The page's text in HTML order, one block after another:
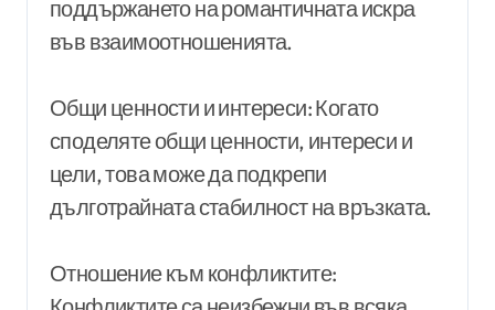
поддържането на романтичната искра
във взаимоотношенията.
Общи ценности и интереси: Когато
споделяте общи ценности, интереси и
цели, това може да подкрепи
дълготрайната стабилност на връзката.
Отношение към конфликтите: